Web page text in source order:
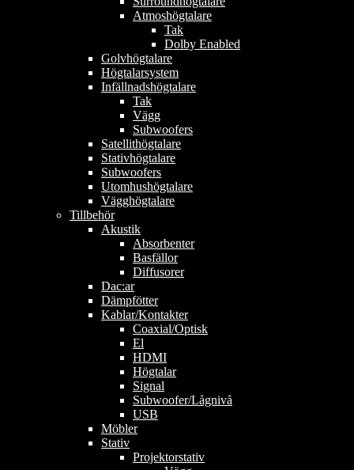
Atmoshögtalare
Tak
Dolby Enabled
Golvhögtalare
Högtalarsystem
Infällnadshögtalare
Tak
Vägg
Subwoofers
Satellithögtalare
Stativhögtalare
Subwoofers
Utomhushögtalare
Vägghögtalare
Tillbehör
Akustik
Absorbenter
Basfällor
Diffusorer
Dac:ar
Dämpfötter
Kablar/Kontakter
Coaxial/Optisk
El
HDMI
Högtalar
Signal
Subwoofer/Lågnivå
USB
Möbler
Stativ
Projektorstativ